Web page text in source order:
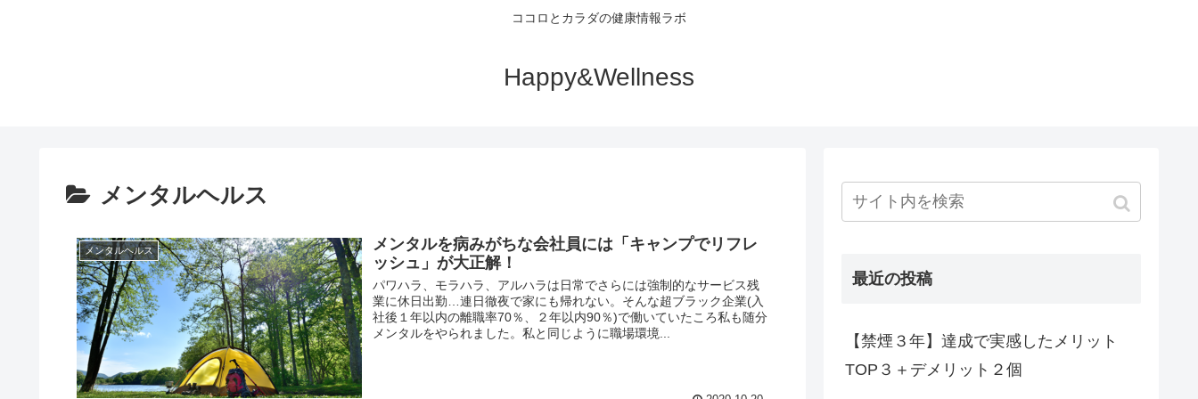
ココロとカラダの健康情報ラボ
Happy&Wellness
メンタルヘルス
メンタルヘルス
メンタルを病みがちな会社員には「キャンプでリフレ
ッシュ」が大正解！
パワハラ、モラハラ、アルハラは日常でさらには強制的なサービス残
業に休日出勤…連日徹夜で家にも帰れない。そんな超ブラック企業(入
社後１年以内の離職率70％、２年以内90％)で働いていたころ私も随分
メンタルをやられました。私と同じように職場環境...
最近の投稿
【禁煙３年】達成で実感したメリット
TOP３＋デメリット２個